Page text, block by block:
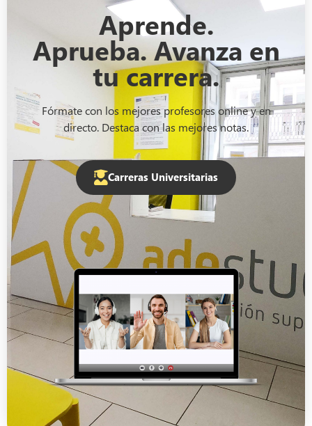
Aprende.
Aprueba. Avanza en
tu carrera.
Fórmate con los mejores profesores online y en
directo. Destaca con las mejores notas.
Carreras Universitarias